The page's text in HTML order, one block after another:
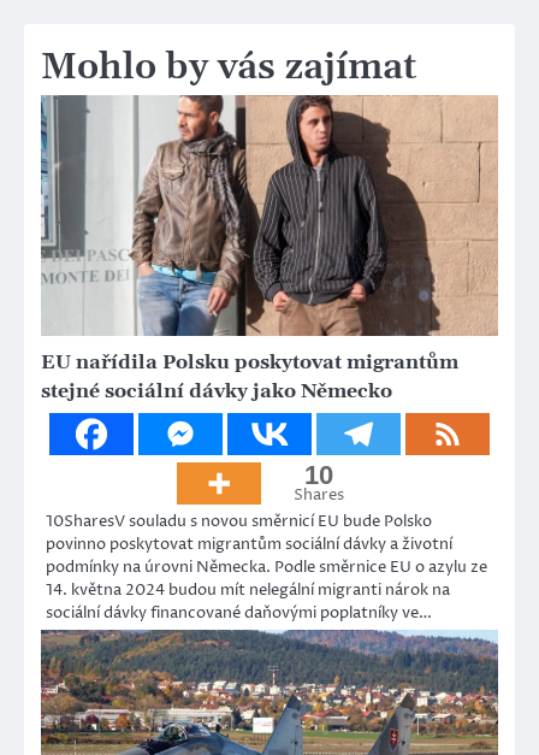
Mohlo by vás zajímat
EU nařídila Polsku poskytovat migrantům
stejné sociální dávky jako Německo
10
Shares
10SharesV souladu s novou směrnicí EU bude Polsko
povinno poskytovat migrantům sociální dávky a životní
podmínky na úrovni Německa. Podle směrnice EU o azylu ze
14. května 2024 budou mít nelegální migranti nárok na
sociální dávky financované daňovými poplatníky ve…